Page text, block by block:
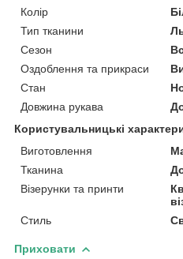
Колір
Тип тканини
Сезон
Оздоблення та прикраси
Стан
Довжина рукава
Користувальницькі
Виготовлення
Тканина
Візерунки та принти
Стиль
Приховати